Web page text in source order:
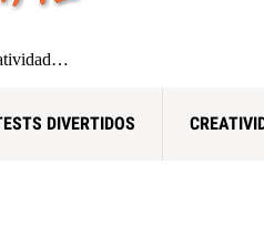
DIVERTIDOS